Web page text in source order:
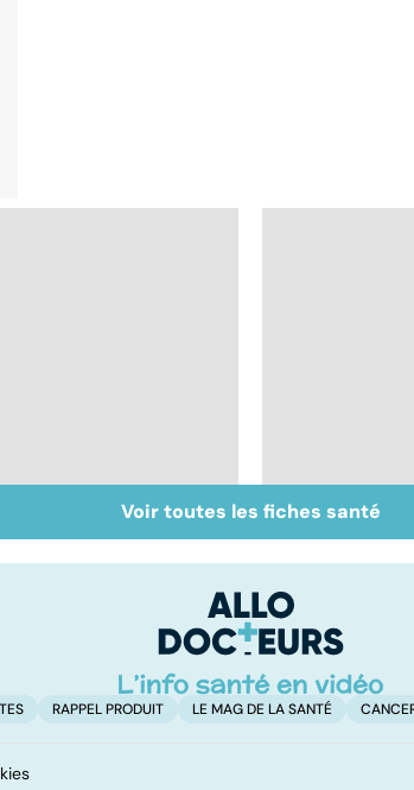
Santé des jeunes :
rôle pour
ados en
Voir toutes les fiches santé
RAPPEL PRODUIT LE MAG DE LA SANTÉ